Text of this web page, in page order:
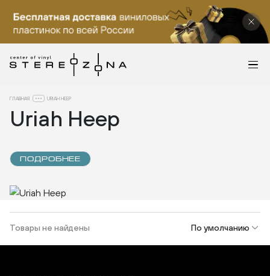
ГЛАВНАЯ URIAH HEEP
Uriah Heep
ПОДРОБНЕЕ
Товары не найдены По умолчанию